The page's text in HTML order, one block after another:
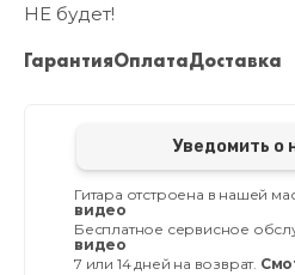
НЕ будет!
ГарантияОплатаДоставка
Уведомить о
Гитара отстроена в нашей
видео
Бесплатное сервисное
видео
7 или 14 дней на возврат.